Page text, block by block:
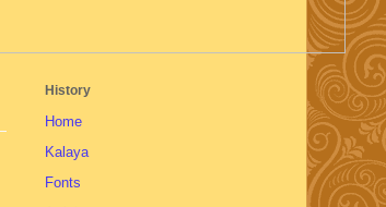
History
Home
Kalaya
Fonts